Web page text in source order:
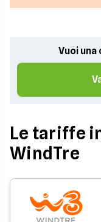
Vuoi
Le tariffe
WindTre